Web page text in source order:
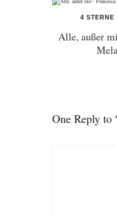
4 STERNE
Alle, außer
One Reply to